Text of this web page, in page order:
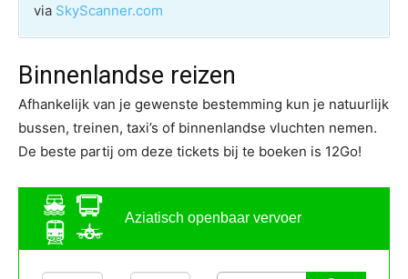
via SkyScanner.com
Binnenlandse reizen
Afhankelijk van je gewenste bestemming kun je natuurlijk
bussen, treinen, taxi’s of binnenlandse vluchten nemen.
De beste partij om deze tickets bij te boeken is 12Go!
Aziatisch openbaar vervoer